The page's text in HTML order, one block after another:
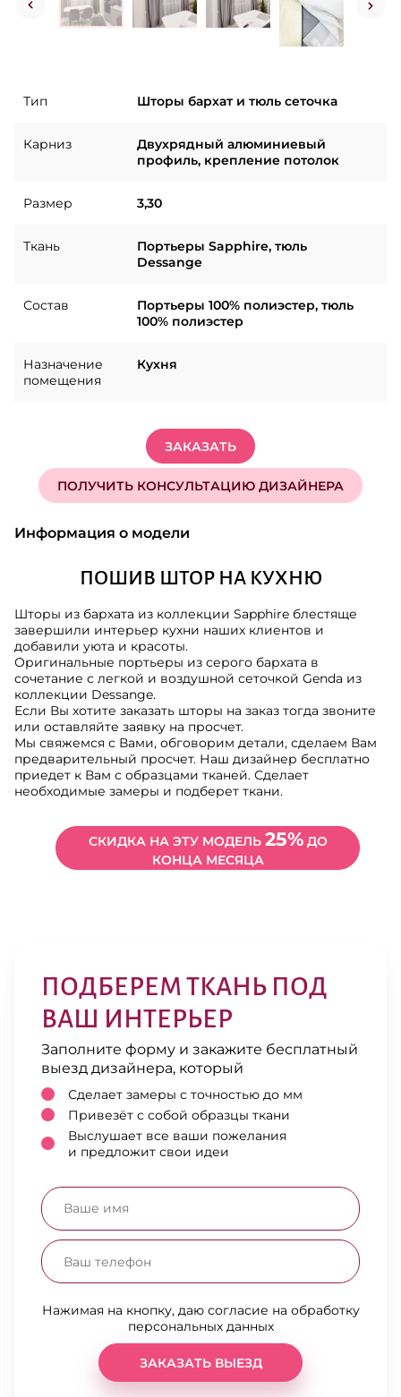
Тип Шторы бархат и тюль сеточка
Карниз
Двухрядный алюминиевый
профиль, крепление потолок
Размер 3,30
Ткань
Портьеры Sapphire, тюль
Dessange
Состав
Портьеры 100% полиэстер, тюль
100% полиэстер
Назначение
помещения
Кухня
ЗАКАЗАТЬ
ПОЛУЧИТЬ КОНСУЛЬТАЦИЮ ДИЗАЙНЕРА
Информация о модели
ПОШИВ ШТОР НА КУХНЮ
Шторы из бархата из коллекции Sapphire блестяще
завершили интерьер кухни наших клиентов и
добавили уюта и красоты.
Оригинальные портьеры из серого бархата в
сочетание с легкой и воздушной сеточкой Genda из
коллекции Dessange.
Если Вы хотите заказать шторы на заказ тогда звоните
или оставляйте заявку на просчет.
Мы свяжемся с Вами, обговорим детали, сделаем Вам
предварительный просчет. Наш дизайнер бесплатно
приедет к Вам с образцами тканей. Сделает
необходимые замеры и подберет ткани.
СКИДКА НА ЭТУ МОДЕЛЬ 25%ДО
КОНЦА МЕСЯЦА
ПОДБЕРЕМ ТКАНЬ ПОД
ВАШ ИНТЕРЬЕР
Заполните форму и закажите бесплатный
выезд дизайнера, который
Сделает замеры с точностью до мм
Привезёт с собой образцы ткани
Выслушает все ваши пожелания
и предложит свои идеи
Нажимая на кнопку, даю согласие на обработку
персональных данных
ЗАКАЗАТЬ ВЫЕЗД